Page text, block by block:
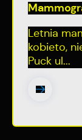
Letnia
kobieto,
Puck ul...